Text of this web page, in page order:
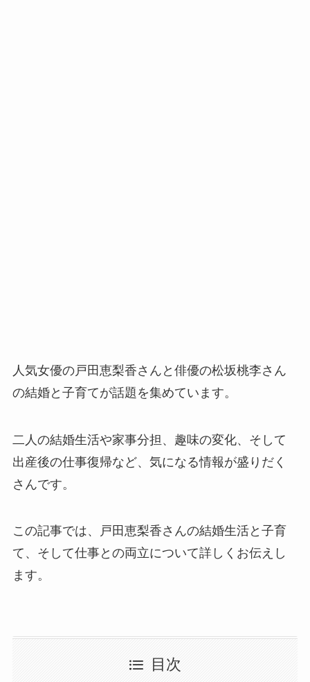
人気女優の戸田恵梨香さんと俳優の松坂桃李さん
の結婚と子育てが話題を集めています。
二人の結婚生活や家事分担、趣味の変化、そして
出産後の仕事復帰など、気になる情報が盛りだく
さんです。
この記事では、戸田恵梨香さんの結婚生活と子育
て、そして仕事との両立について詳しくお伝えし
ます。
目次